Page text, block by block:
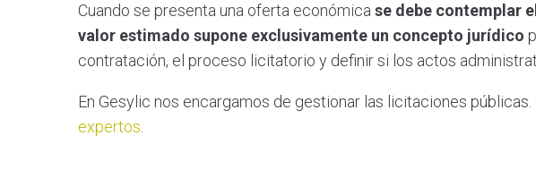
Cuando se presenta una oferta económica se debe contemplar
valor estimado supone exclusivamente un concepto jurídico
contratación, el proceso licitatorio y definir si los actos
En Gesylic nos encargamos de gestionar las licitaciones públicas.
expertos.